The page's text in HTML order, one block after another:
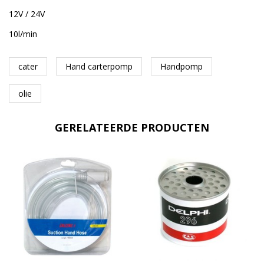
12V / 24V
10l/min
cater Hand carterpomp Handpomp
olie
GERELATEERDE PRODUCTEN